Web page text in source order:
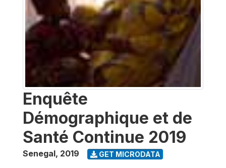
Enquête
Démographique et de
Santé Continue 2019
Senegal, 2019 GET MICRODATA